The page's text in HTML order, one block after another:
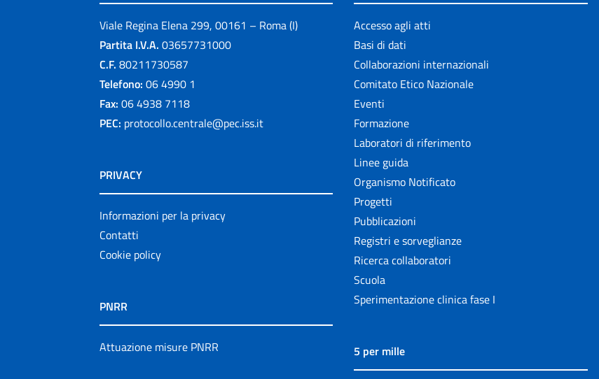
Viale Regina Elena 299, 00161 – Roma (I)
Partita I.V.A. 03657731000
C.F. 80211730587
Telefono: 06 4990 1
Fax: 06 4938 7118
PEC: protocollo.centrale@pec.iss.it
PRIVACY
Informazioni per la privacy
Contatti
Cookie policy
PNRR
Attuazione misure PNRR
Accesso agli atti
Basi di dati
Collaborazioni internazionali
Comitato Etico Nazionale
Eventi
Formazione
Laboratori di riferimento
Linee guida
Organismo Notificato
Progetti
Pubblicazioni
Registri e sorveglianze
Ricerca collaboratori
Scuola
Sperimentazione clinica fase I
5 per mille